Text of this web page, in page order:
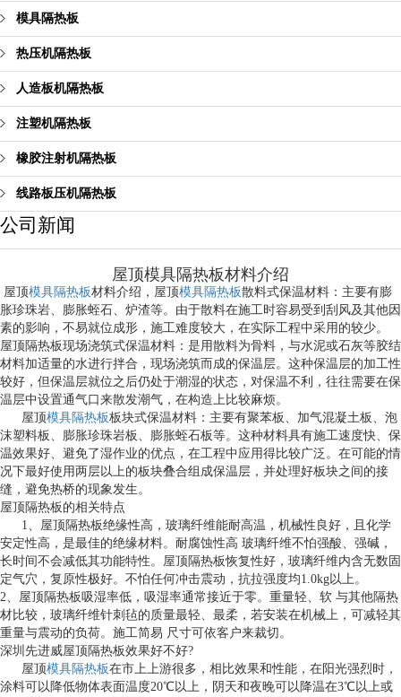
模具隔热板
热压机隔热板
人造板机隔热板
注塑机隔热板
橡胶注射机隔热板
线路板压机隔热板
公司新闻
屋顶模具隔热板材料介绍
屋顶模具隔热板材料介绍，屋顶模具隔热板散料式保温材料：主要有膨
胀珍珠岩、膨胀蛭石、炉渣等。由于散料在施工时容易受到刮风及其他因
素的影响，不易就位成形，施工难度较大，在实际工程中采用的较少。
屋顶隔热板现场浇筑式保温材料：是用散料为骨料，与水泥或石灰等胶结
材料加适量的水进行拌合，现场浇筑而成的保温层。这种保温层的加工性
较好，但保温层就位之后仍处于潮湿的状态，对保温不利，往往需要在保
温层中设置通气口来散发潮气，在构造上比较麻烦。
屋顶模具隔热板板块式保温材料：主要有聚苯板、加气混凝土板、泡
沫塑料板、膨胀珍珠岩板、膨胀蛭石板等。这种材料具有施工速度快、保
温效果好、避免了湿作业的优点，在工程中应用得比较广泛。在可能的情
况下最好使用两层以上的板块叠合组成保温层，并处理好板块之间的接
缝，避免热桥的现象发生。
屋顶隔热板的相关特点
1、屋顶隔热板绝缘性高，玻璃纤维能耐高温，机械性良好，且化学
安定性高，是最佳的绝缘材料。耐腐蚀性高 玻璃纤维不怕强酸、强碱，
长时间不会减低其功能特性。屋顶隔热板恢复性好，玻璃纤维内含无数固
定气穴，复原性极好。不怕任何冲击震动，抗拉强度均1.0kg以上。
2、屋顶隔热板吸湿率低，吸湿率通常接近于零。重量轻、软 与其他隔热
材比较，玻璃纤维针刺毡的质量最轻、最柔，若安装在机械上，可减轻其
重量与震动的负荷。施工简易 尺寸可依客户来裁切。
深圳先进威屋顶隔热板效果好不好?
屋顶模具隔热板在市上上游很多，相比效果和性能，在阳光强烈时，
涂料可以降低物体表面温度20℃以上，阴天和夜晚可以降温在3℃以上或